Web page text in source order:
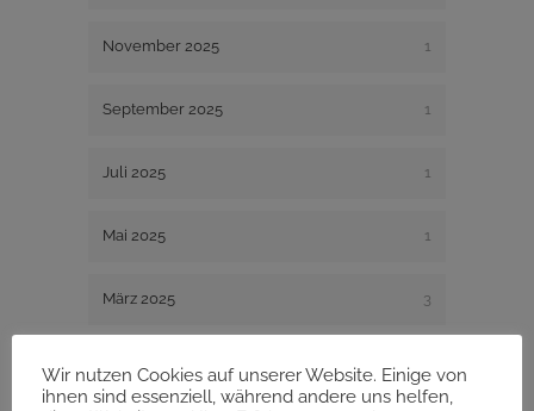
November 2025 1
September 2025 1
Juli 2025 1
Mai 2025 1
März 2025 3
Wir nutzen Cookies auf unserer Website. Einige von
ihnen sind essenziell, während andere uns helfen,